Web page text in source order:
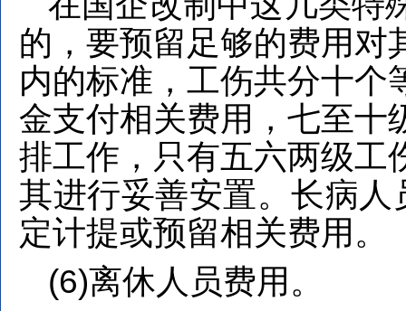
的，要预留足够的费用对
内的标准，工伤共分十个
金支付相关费用，七至十
排工作，只有五六两级工
其进行妥善安置。长病人
定计提或预留相关费用。
(6)离休人员费用。